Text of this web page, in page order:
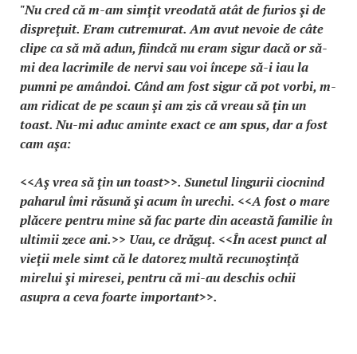
"Nu cred că m-am simţit vreodată atât de furios şi de
dispreţuit. Eram cutremurat. Am avut nevoie de câte
clipe ca să mă adun, fiindcă nu eram sigur dacă or să-
mi dea lacrimile de nervi sau voi începe să-i iau la
pumni pe amândoi. Când am fost sigur că pot vorbi, m-
am ridicat de pe scaun şi am zis că vreau să ţin un
toast. Nu-mi aduc aminte exact ce am spus, dar a fost
cam aşa:
<<Aş vrea să ţin un toast>>. Sunetul lingurii ciocnind
paharul îmi răsună şi acum în urechi. <<A fost o mare
plăcere pentru mine să fac parte din această familie în
ultimii zece ani.>> Uau, ce drăguţ. <<În acest punct al
vieţii mele simt că le datorez multă recunoştinţă
mirelui şi miresei, pentru că mi-au deschis ochii
asupra a ceva foarte important>>.